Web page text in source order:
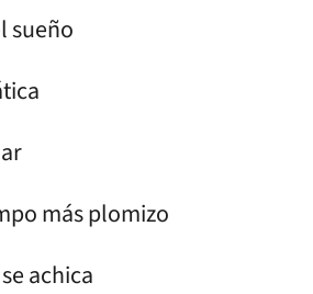
sueño
más plomizo
achica